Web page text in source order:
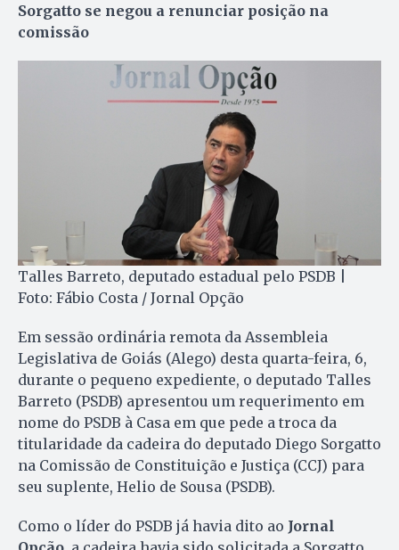
Sorgatto se negou a renunciar posição na
comissão
Talles Barreto, deputado estadual pelo PSDB |
Foto: Fábio Costa / Jornal Opção
Em sessão ordinária remota da Assembleia
Legislativa de Goiás (Alego) desta quarta-feira, 6,
durante o pequeno expediente, o deputado Talles
Barreto (PSDB) apresentou um requerimento em
nome do PSDB à Casa em que pede a troca da
titularidade da cadeira do deputado Diego Sorgatto
na Comissão de Constituição e Justiça (CCJ) para
seu suplente, Helio de Sousa (PSDB).
Como o líder do PSDB já havia dito ao Jornal